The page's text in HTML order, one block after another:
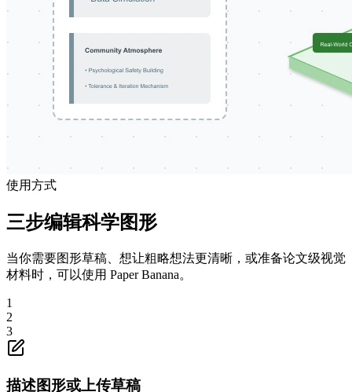
使用方式
三步编辑科学图形
当你需要图形草稿、想让粗略想法更清晰，或准备论文级视觉
材料时，可以使用 Paper Banana。
1
2
3
描述图形或上传草稿